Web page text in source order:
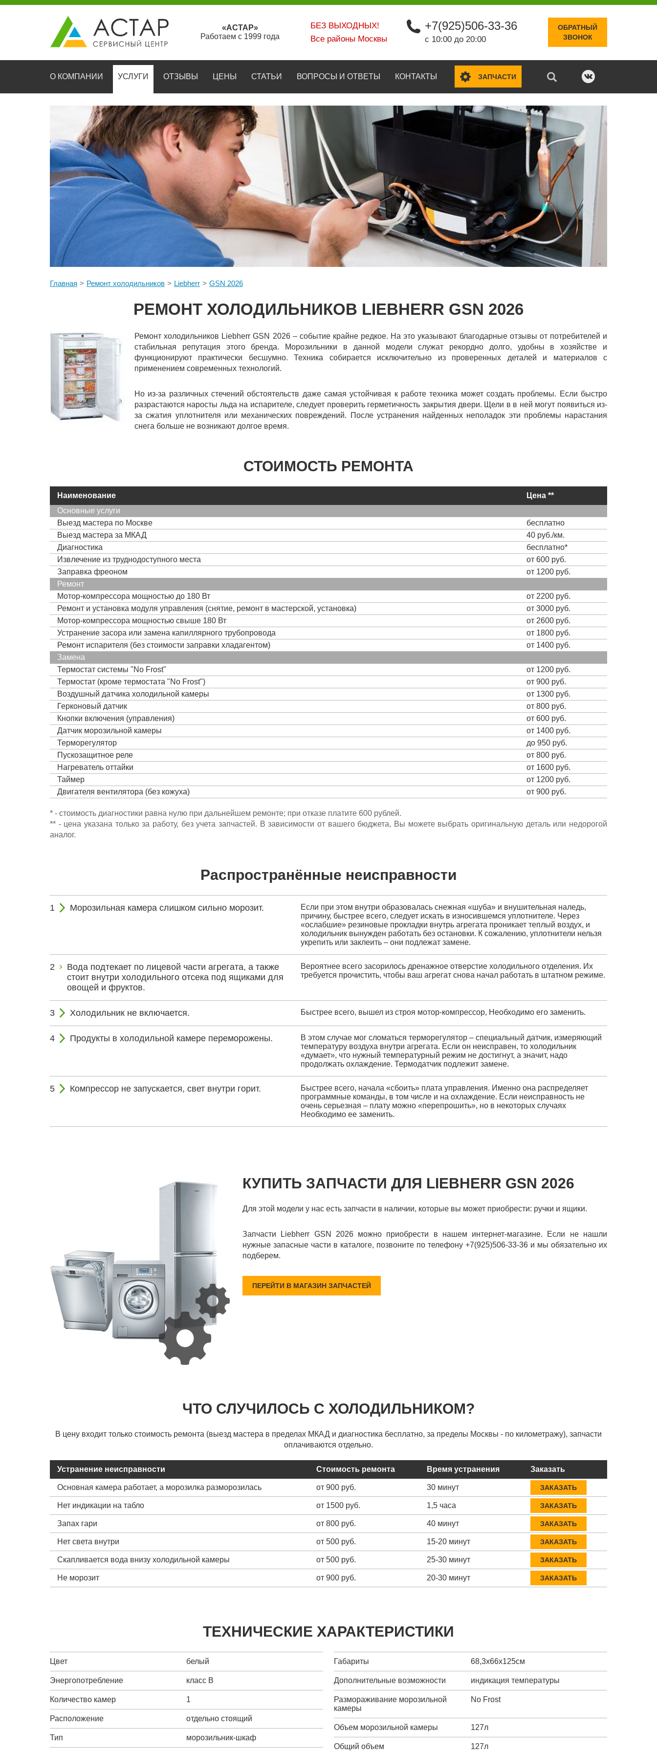
«АСТАР»
Работаем с 1999 года
БЕЗ ВЫХОДНЫХ!
Все районы Москвы
+7(925)506-33-36
с 10:00 до 20:00
ОБРАТНЫЙ
ЗВОНОК
О КОМПАНИИ УСЛУГИ ОТЗЫВЫ ЦЕНЫ СТАТЬИ ВОПРОСЫ И ОТВЕТЫ КОНТАКТЫ ЗАПЧАСТИ
Главная Ремонт холодильников Liebherr GSN 2026
РЕМОНТ ХОЛОДИЛЬНИКОВ LIEBHERR GSN 2026
Ремонт холодильников Liebherr GSN 2026 – событие крайне редкое. На это указывают благодарные отзывы от потребителей и
стабильная репутация этого бренда. Морозильники в данной модели служат рекордно долго, удобны в хозяйстве и
функционируют практически бесшумно. Техника собирается исключительно из проверенных деталей и материалов с
применением современных технологий.
Но из-за различных стечений обстоятельств даже самая устойчивая к работе техника может создать проблемы. Если быстро
разрастаются наросты льда на испарителе, следует проверить герметичность закрытия двери. Щели в в ней могут появиться из-
за сжатия уплотнителя или механических повреждений. После устранения найденных неполадок эти проблемы нарастания
снега больше не возникают долгое время.
СТОИМОСТЬ РЕМОНТА
Наименование
Цена **
Основные услуги
Выезд мастера по Москве
бесплатно
Выезд мастера за МКАД
40 руб./км.
Диагностика
бесплатно*
Извлечение из труднодоступного места
от 600 руб.
Заправка фреоном
от 1200 руб.
Ремонт
Мотор-компрессора мощностью до 180 Вт
от 2200 руб.
Ремонт и установка модуля управления (снятие, ремонт в мастерской, установка)
от 3000 руб.
Мотор-компрессора мощностью свыше 180 Вт
от 2600 руб.
Устранение засора или замена капиллярного трубопровода
от 1800 руб.
Ремонт испарителя (без стоимости заправки хладагентом)
от 1400 руб.
Замена
Термостат системы "No Frost"
от 1200 руб.
Термостат (кроме термостата "No Frost")
от 900 руб.
Воздушный датчика холодильной камеры
от 1300 руб.
Герконовый датчик
от 800 руб.
Кнопки включения (управления)
от 600 руб.
Датчик морозильной камеры
от 1400 руб.
Терморегулятор
до 950 руб.
Пускозащитное реле
от 800 руб.
Нагреватель оттайки
от 1600 руб.
Таймер
от 1200 руб.
Двигателя вентилятора (без кожуха)
от 900 руб.
* - стоимость диагностики равна нулю при дальнейшем ремонте; при отказе платите 600 рублей.
** - цена указана только за работу, без учета запчастей. В зависимости от вашего бюджета, Вы можете выбрать оригинальную деталь или недорогой
аналог.
Распространённые неисправности
Морозильная камера слишком сильно морозит.
Если при этом внутри образовалась снежная «шуба» и внушительная наледь,
причину, быстрее всего, следует искать в износившемся уплотнителе. Через
«ослабшие» резиновые прокладки внутрь агрегата проникает теплый воздух, и
холодильник вынужден работать без остановки. К сожалению, уплотнители нельзя
укрепить или заклеить – они подлежат замене.
Вода подтекает по лицевой части агрегата, а также
стоит внутри холодильного отсека под ящиками для
овощей и фруктов.
Вероятнее всего засорилось дренажное отверстие холодильного отделения. Их
требуется прочистить, чтобы ваш агрегат снова начал работать в штатном режиме.
Холодильник не включается. Быстрее всего, вышел из строя мотор-компрессор, Необходимо его заменить.
Продукты в холодильной камере переморожены.
В этом случае мог сломаться терморегулятор – специальный датчик, измеряющий
температуру воздуха внутри агрегата. Если он неисправен, то холодильник
«думает», что нужный температурный режим не достигнут, а значит, надо
продолжать охлаждение. Термодатчик подлежит замене.
Компрессор не запускается, свет внутри горит.
Быстрее всего, начала «сбоить» плата управления. Именно она распределяет
программные команды, в том числе и на охлаждение. Если неисправность не
очень серьезная – плату можно «перепрошить», но в некоторых случаях
Необходимо ее заменить.
КУПИТЬ ЗАПЧАСТИ ДЛЯ LIEBHERR GSN 2026
Для этой модели у нас есть запчасти в наличии, которые вы может приобрести: ручки и ящики.
Запчасти Liebherr GSN 2026 можно приобрести в нашем интернет-магазине. Если не нашли
нужные запасные части в каталоге, позвоните по телефону +7(925)506-33-36 и мы обязательно их
подберем.
ПЕРЕЙТИ В МАГАЗИН ЗАПЧАСТЕЙ
ЧТО СЛУЧИЛОСЬ С ХОЛОДИЛЬНИКОМ?
В цену входит только стоимость ремонта (выезд мастера в пределах МКАД и диагностика бесплатно, за пределы Москвы - по километражу), запчасти
оплачиваются отдельно.
Устранение неисправности Стоимость ремонта Время устранения Заказать
Основная камера работает, а морозилка разморозилась от 900 руб. 30 минут ЗАКАЗАТЬ
Нет индикации на табло от 1500 руб. 1,5 часа ЗАКАЗАТЬ
Запах гари от 800 руб. 40 минут ЗАКАЗАТЬ
Нет света внутри от 500 руб. 15-20 минут ЗАКАЗАТЬ
Скапливается вода внизу холодильной камеры от 500 руб. 25-30 минут ЗАКАЗАТЬ
Не морозит от 900 руб. 20-30 минут ЗАКАЗАТЬ
ТЕХНИЧЕСКИЕ ХАРАКТЕРИСТИКИ
Цвет белый
Энергопотребление класс B
Количество камер 1
Расположение отдельно стоящий
Тип морозильник-шкаф
Габариты 68,3х66х125см
Дополнительные возможности индикация температуры
Размораживание морозильной
камеры
No Frost
Объем морозильной камеры 127л
Общий объем 127л